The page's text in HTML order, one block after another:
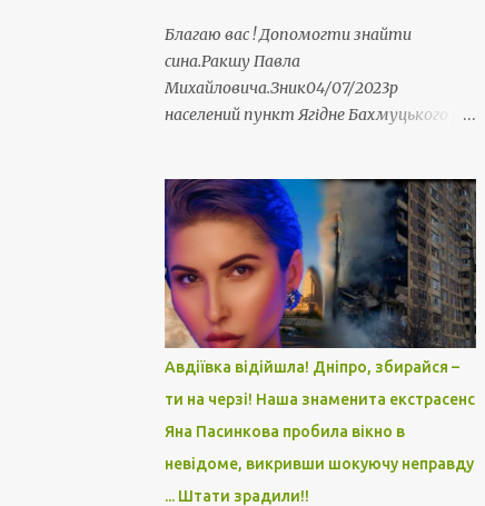
Благаю вас ! Допомогти знайти
сина.Ракшу Павла
Михайловича.Зник04/07/2023р
населений пункт Ягідне Бахмуцького р/
Серце крається. Матуся просить
допомогти у пошуку. Прошу репосту.
Оніщенко Людмила
Авдіївка відійшла! Дніпро, збирайся –
ти на черзі! Наша знаменита екстрасенс
Яна Пасинкова пробила вікно в
невідоме, викривши шокуючу неправду
... Штати зрадили!!